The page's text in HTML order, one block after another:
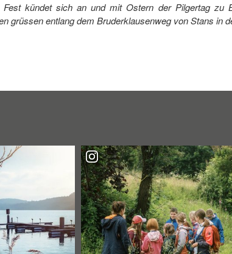
kündet sich an und mit Ostern der Pilgertag zu
grüssen entlang dem Bruderklausenweg von Stans in